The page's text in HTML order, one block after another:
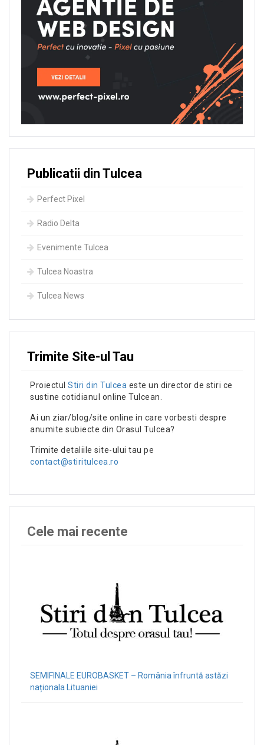
Publicatii din Tulcea
Perfect Pixel
Radio Delta
Evenimente Tulcea
Tulcea Noastra
Tulcea News
Trimite Site-ul Tau
Proiectul Stiri din Tulcea este un director de stiri ce
sustine cotidianul online Tulcean.
Ai un ziar/blog/site online in care vorbesti despre
anumite subiecte din Orasul Tulcea?
Trimite detaliile site-ului tau pe
contact@stiritulcea.ro
Cele mai recente
SEMIFINALE EUROBASKET – România înfruntă astăzi
naționala Lituaniei